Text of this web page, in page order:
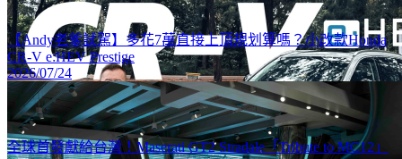
【Andy老爹試駕】多花7萬直接上頂規划算嗎？小改款Honda
CR-V e:HEV Prestige
2026/07/24
全球首發獻給台灣！Maserati GT2 Stradale「Tribute to MC12」